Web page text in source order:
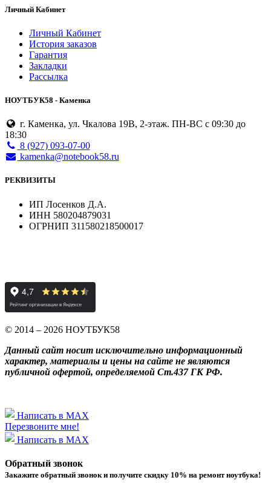
Личный Кабинет
Личный Кабинет
История заказов
Гарантия
Закладки
Рассылка
НОУТБУК58 - Каменка
г. Каменка, ул. Чкалова 19В, 2-этаж. ПН-ВС с 09:30 до
18:30
8 (927) 093-07-00
kamenka@notebook58.ru
РЕКВИЗИТЫ
ИП Лосенков Д.А.
ИНН 580204879031
ОГРНИП 311580218500017
© 2014 – 2026 НОУТБУК58
Данный сайт носит исключительно информационный
характер, материалы и цены на сайте не являются
публичной офертой, определяемой Ст.437 ГК РФ.
Написать в MAX
Перезвоните мне!
Написать в MAX
Обратный звонок
Закажите обратный звонок и получитe скидку 10% на ремонт ноутбука!